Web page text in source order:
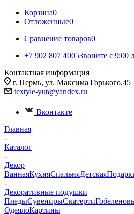
Корзина0
Отложенные0
Сравнение товаров0
+7 902 807 4005Звоните с 9:00
Контактная информация
г. Пермь, ул. Максима Горького,45
textyle-yut@yandex.ru
Вконтакте
Главная
-
Каталог
-
Декор
ВаннаяКухняСпальняДетская
-
Декоративные подушки
ПледыСувенирыСкатерти
ОдеялоКартины